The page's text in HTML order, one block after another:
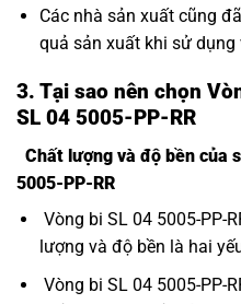
Các nhà sản xuất cũng
quả sản xuất khi sử dụng
3. Tại sao nên chọn
SL 04 5005-PP-RR
Chất lượng và độ bền của
5005-PP-RR
Vòng bi SL 04 5005-PP-
lượng và độ bền là hai
Vòng bi SL 04 5005-PP-